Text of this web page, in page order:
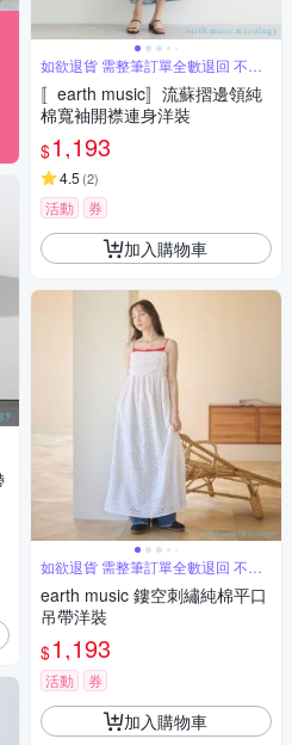
如欲退貨 需整筆訂單全數退回 不能
單退
〚earth music〛流蘇摺邊領純
棉寬袖開襟連身洋裝
$1,193
4.5 (2)
活動 券
加入購物車
如欲退貨 需整筆訂單全數退回 不能
單退
earth music 鏤空刺繡純棉平口
吊帶洋裝
$1,193
活動 券
加入購物車